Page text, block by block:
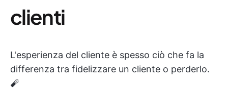
clienti
L'esperienza del cliente è spesso ciò che fa la
differenza tra fidelizzare un cliente o perderlo.
🧨